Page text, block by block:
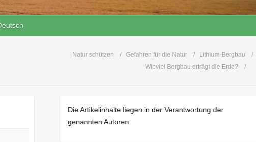
Natur schützen Gefahren für die Natur
Lithium-Bergbau
Wieviel Bergbau erträgt die Erde?
Die Artikelinhalte liegen in der Verantwortung der
genannten Autoren.